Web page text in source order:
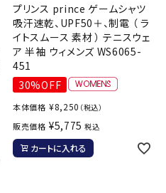
プリンス prince ゲームシャツ
吸汗速乾、UPF50＋、制電 （ ラ
イトスムース 素材 ） テニスウェ
ア 半袖 ウィメンズ WS6065-
451
30%OFF
本体価格 ¥8,250 （税込）
販売価格 ¥5,775 税込
カートに入れる